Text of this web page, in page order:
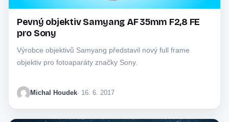
Pevný objektiv Samyang AF 35mm F2,8 FE
pro Sony
Výrobce objektivů Samyang představil nový full frame
objektiv pro fotoaparáty značky Sony.
Michal Houdek· 16. 6. 2017